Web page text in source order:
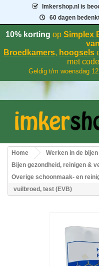
Imkershop.nl is
60 dagen
10% korting op Simplex
Broedkamers, hoogsels
met code
Geldig t/m woensdag
Home
Werken in de bijen
Bijen gezondheid, reinigen &
Overige schoonmaak- en
vuilbroed, test (EVB)